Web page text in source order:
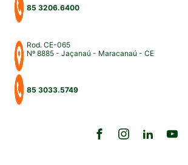
85 3206.6400
Rod. CE-065
Nº 8885 - Jaçanaú - Maracanaú - CE
85 3033.5749